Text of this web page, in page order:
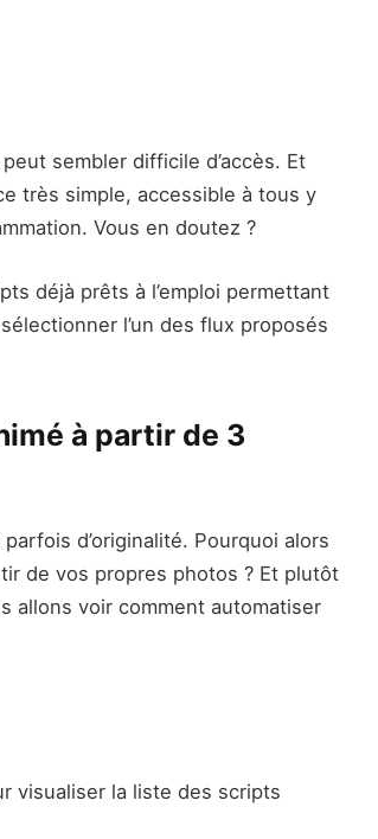
sembler difficile d’accès. Et
très simple, accessible à tous y
Vous en doutez ?
déjà prêts à l’emploi permettant
l’un des flux proposés
à partir de 3
d’originalité. Pourquoi alors
de vos propres photos ? Et plutôt
allons voir comment automatiser
visualiser la liste des scripts